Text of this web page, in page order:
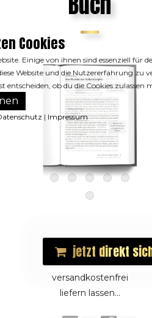
"Schiebe die
Schuld nicht
auf andere!"
13
"Überlege gut,
worin du deine
Zeit
investierst!"
"Fokussiere
stets das
Wichtigste!"
jetzt direkt
versandkostenfrei
liefern lassen...
Cookies
Einige von ihnen sind essenziell für
Website und die Nutzererfahrung zu
entscheiden, ob du die Cookies zulassen
| Impressum